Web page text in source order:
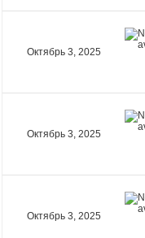
Октябрь 3, 2025
Октябрь 3, 2025
Октябрь 3, 2025